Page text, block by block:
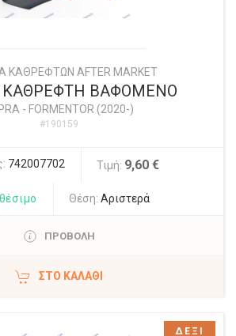
ΚΑΘΡΕΦΤΩΝ AFTER MARKET
ΚΑΘΡΕΦΤΗ ΒΑΦΟΜΕΝΟ
- FORMENTOR (2020-)
#190159
742007702 Τιμή: 9,60 €
Θέση: Αριστερά
ΠΡΟΒΟΛΗ
ΣΤΟ ΚΑΛΆΘΙ
ΔΕΞΙ